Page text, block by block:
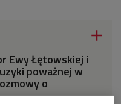

Ewy Łętowskiej i
poważnej w
o